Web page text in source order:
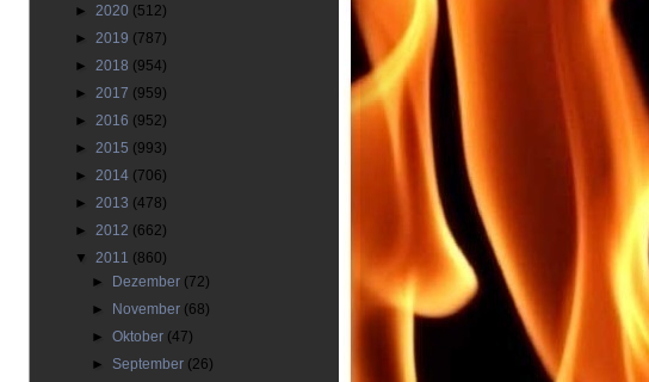
► 2020 (512)
► 2019 (787)
► 2018 (954)
► 2017 (959)
► 2016 (952)
► 2015 (993)
► 2014 (706)
► 2013 (478)
► 2012 (662)
▼ 2011 (860)
►
Dezember (72)
►
November (68)
►Oktober (47)
► September (26)